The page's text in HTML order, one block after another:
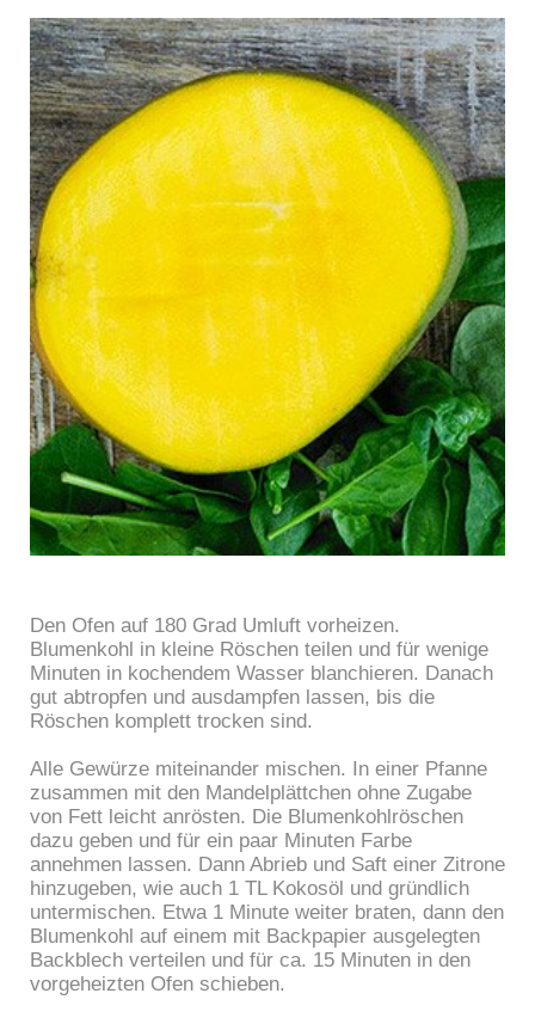
Den Ofen auf 180 Grad Umluft vorheizen.
Blumenkohl in kleine Röschen teilen und für wenige
Minuten in kochendem Wasser blanchieren. Danach
gut abtropfen und ausdampfen lassen, bis die
Röschen komplett trocken sind.
Alle Gewürze miteinander mischen. In einer Pfanne
zusammen mit den Mandelplättchen ohne Zugabe
von Fett leicht anrösten. Die Blumenkohlröschen
dazu geben und für ein paar Minuten Farbe
annehmen lassen. Dann Abrieb und Saft einer Zitrone
hinzugeben, wie auch 1 TL Kokosöl und gründlich
untermischen. Etwa 1 Minute weiter braten, dann den
Blumenkohl auf einem mit Backpapier ausgelegten
Backblech verteilen und für ca. 15 Minuten in den
vorgeheizten Ofen schieben.